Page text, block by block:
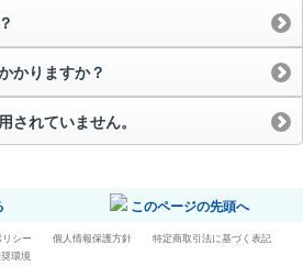
かりますか？
されていません。
このページの先頭へ
リシー 個人情報保護方針
特定商取引法に基づく表記
環境